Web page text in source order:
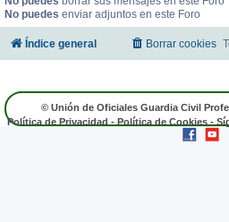
No puedes enviar adjuntos en este Foro
Índice general Borrar cookies
© Unión de Oficiales Guardia Civil
Política de Privacidad - Política de Cookies -